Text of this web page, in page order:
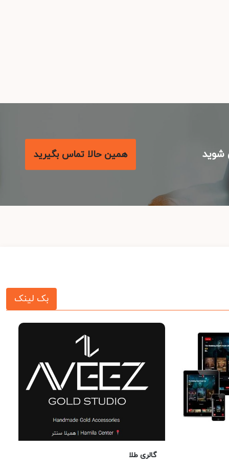
همین حالا تماس بگیرید
بک لینک
گالری طلا